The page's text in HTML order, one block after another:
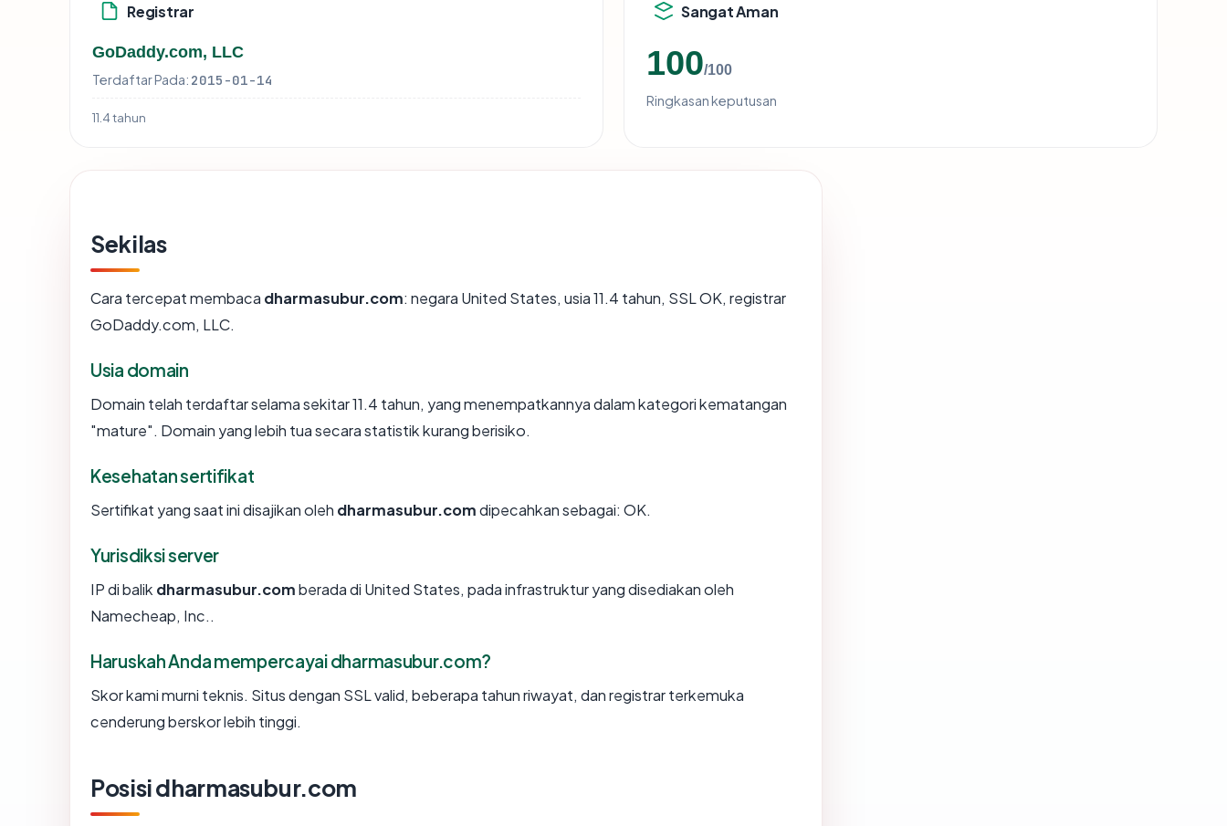
Registrar
GoDaddy.com, LLC
Terdaftar Pada: 2015-01-14
11.4 tahun
Sangat Aman
100/100
Ringkasan keputusan
Sekilas
Cara tercepat membaca dharmasubur.com: negara United States, usia 11.4 tahun, SSL OK, registrar
GoDaddy.com, LLC.
Usia domain
Domain telah terdaftar selama sekitar 11.4 tahun, yang menempatkannya dalam kategori kematangan
"mature". Domain yang lebih tua secara statistik kurang berisiko.
Kesehatan sertifikat
Sertifikat yang saat ini disajikan oleh dharmasubur.comdipecahkan sebagai: OK.
Yurisdiksi server
IP di balik dharmasubur.comberada di United States, pada infrastruktur yang disediakan oleh
Namecheap, Inc..
Haruskah Anda mempercayai dharmasubur.com?
Skor kami murni teknis. Situs dengan SSL valid, beberapa tahun riwayat, dan registrar terkemuka
cenderung berskor lebih tinggi.
Posisi dharmasubur.com